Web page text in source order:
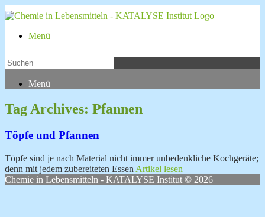
Menü
Menü
Tag Archives: Pfannen
Töpfe und Pfannen
Töpfe sind je nach Material nicht immer unbedenkliche Kochgeräte;
denn mit jedem zubereiteten Essen Artikel lesen
Chemie in Lebensmitteln - KATALYSE Institut © 2026